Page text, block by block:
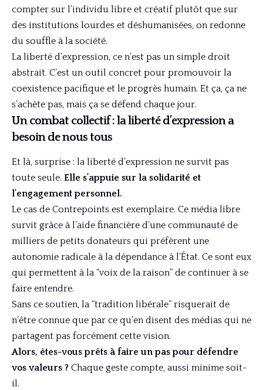
compter sur l’individu libre et créatif plutôt que sur
des institutions lourdes et déshumanisées, on redonne
du souffle à la société.
La liberté d’expression, ce n’est pas un simple droit
abstrait. C’est un outil concret pour promouvoir la
coexistence pacifique et le progrès humain. Et ça, ça ne
s’achète pas, mais ça se défend chaque jour.
Un combat collectif : la liberté d’expression a
besoin de nous tous
Et là, surprise : la liberté d’expression ne survit pas
toute seule. Elle s’appuie sur la solidarité et
l’engagement personnel.
Le cas de Contrepoints est exemplaire. Ce média libre
survit grâce à l’aide financière d’une communauté de
milliers de petits donateurs qui préfèrent une
autonomie radicale à la dépendance à l’État. Ce sont eux
qui permettent à la “voix de la raison” de continuer à se
faire entendre.
Sans ce soutien, la “tradition libérale” risquerait de
n’être connue que par ce qu’en disent des médias qui ne
partagent pas forcément cette vision.
Alors, êtes-vous prêts à faire un pas pour défendre
vos valeurs ? Chaque geste compte, aussi minime soit-
il.